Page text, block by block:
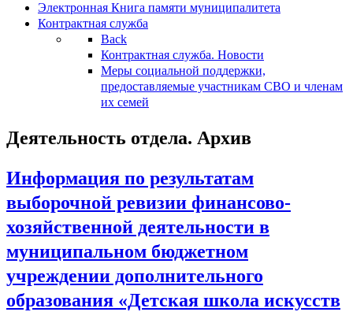
Электронная Книга памяти муниципалитета
Контрактная служба
Back
Контрактная служба. Новости
Меры социальной поддержки,
предоставляемые участникам СВО и членам
их семей
Деятельность отдела. Архив
Информация по результатам
выборочной ревизии финансово-
хозяйственной деятельности в
муниципальном бюджетном
учреждении дополнительного
образования «Детская школа искусств